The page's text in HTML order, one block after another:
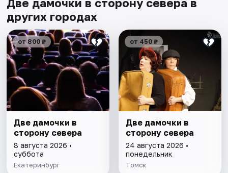
Две дамочки в сторону севера в
других городах
от 800 ₽
Две дамочки в
сторону севера
8 августа 2026 •
суббота
Екатеринбург
от 450 ₽
Две дамочки в
сторону севера
24 августа 2026 •
понедельник
Томск